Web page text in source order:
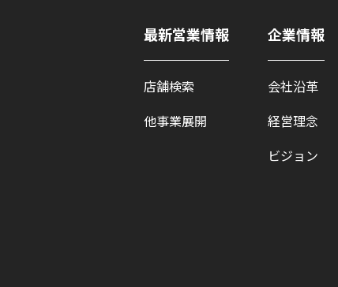
最新営業情報
店舗検索
他事業展開
企業情報
会社沿革
経営理念
ビジョン